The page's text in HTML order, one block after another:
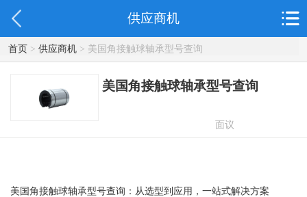
供应商机
首页> 供应商机> 美国角接触球轴承型号查询
美国角接触球轴承型号查询
面议
美国角接触球轴承型号查询：从选型到应用，一站式解决方案